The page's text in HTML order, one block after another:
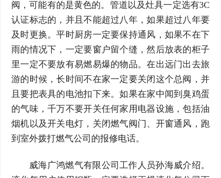
阀，可能有的是黄色的。管道以及灶具一定选有3C
认证标志的，并且不能超过八年，如果超过八年要
及时更换。平时厨房一定要保持通风，如果不在下
雨的情况下，一定要窗户留个缝，然后放表的柜子
里一定不要放有易燃易爆的物品。在出远门出去旅
游的时候，长时间不在家一定要关闭这个总阀，并
且要把表具的电池扣下来。如果在家中闻到臭鸡蛋
的气味，千万不要开关任何家用电器设施，包括油
烟机以及开关电灯，关闭燃气阀门、开窗通风，跑
到室外拨打燃气公司的报修电话。
威海广鸿燃气有限公司工作人员孙海威介绍。